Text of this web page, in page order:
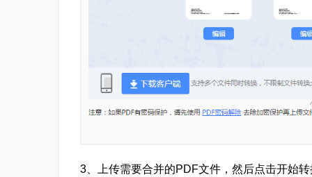
3、上传需要合并的PDF文件，然后点击开始